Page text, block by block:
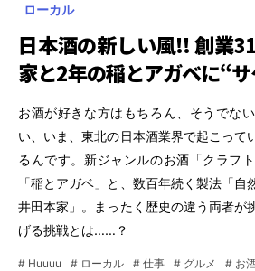
ローカル
日本酒の新しい風!! 創業
家と2年の稲とアガベに“
お酒が好きな方はもちろん、そうでな
い、いま、東北の日本酒業界で起こって
るんです。新ジャンルのお酒「クラフ
「稲とアガベ」と、数百年続く製法「自
井田本家」。まったく歴史の違う両者が
げる挑戦とは……？
# Huuuu # ローカル # 仕事 # グルメ # お